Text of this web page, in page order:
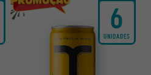
6
UNIDADES